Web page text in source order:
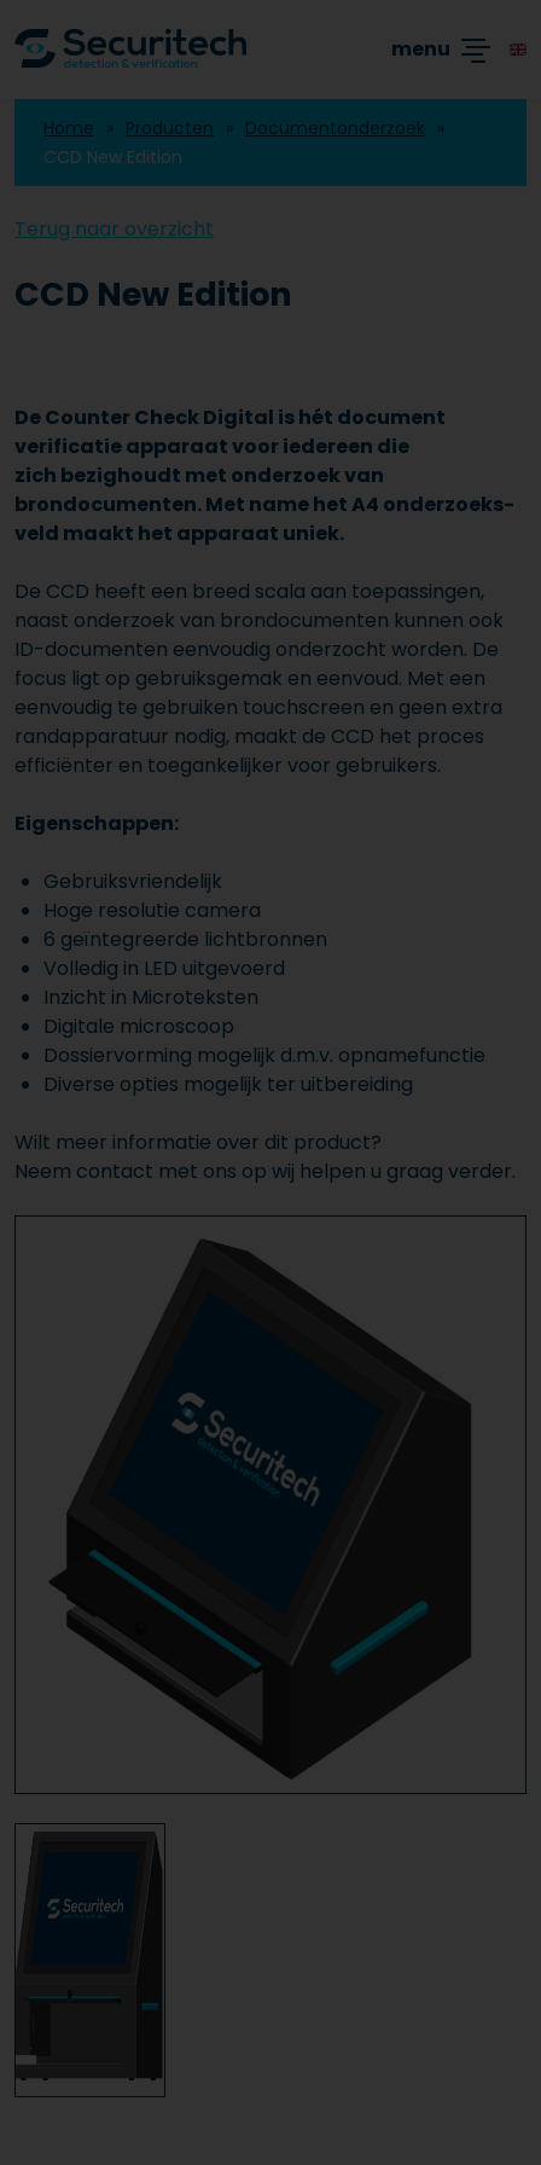
Academy
Producten
Branches
Blogs
menu
Home Producten
Documentonderzoek
CCD New Edition
Terug naar overzicht
CCD New Edition
De Counter Check Digital is hét document
verificatie apparaat voor iedereen die
zich bezighoudt met onderzoek van
brondocumenten. Met name het A4 onderzoeks-
veld maakt het apparaat uniek.
De CCD heeft een breed scala aan toepassingen,
naast onderzoek van brondocumenten kunnen ook
ID-documenten eenvoudig onderzocht worden. De
focus ligt op gebruiksgemak en eenvoud. Met een
eenvoudig te gebruiken touchscreen en geen extra
randapparatuur nodig, maakt de CCD het proces
efficiënter en toegankelijker voor gebruikers.
Eigenschappen:
Gebruiksvriendelijk
Hoge resolutie camera
6 geïntegreerde lichtbronnen
Volledig in LED uitgevoerd
Inzicht in Microteksten
Digitale microscoop
Dossiervorming mogelijk d.m.v. opnamefunctie
Diverse opties mogelijk ter uitbereiding
Wilt meer informatie over dit product?
Neem contact met ons op wij helpen u graag verder.